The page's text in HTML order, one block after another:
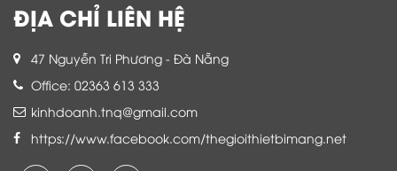
ĐỊA CHỈ LIÊN HỆ
47 Nguyễn Tri Phương - Đà Nẵng
Office: 02363 613 333
kinhdoanh.tnq@gmail.com
https://www.facebook.com/thegioithietbimang.net